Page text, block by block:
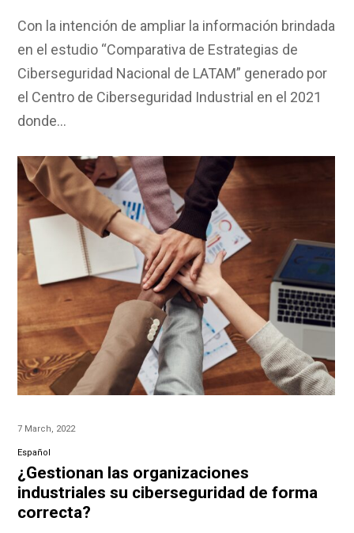
Con la intención de ampliar la información brindada
en el estudio “Comparativa de Estrategias de
Ciberseguridad Nacional de LATAM” generado por
el Centro de Ciberseguridad Industrial en el 2021
donde…
7 March, 2022
Español
¿Gestionan las organizaciones
industriales su ciberseguridad de forma
correcta?